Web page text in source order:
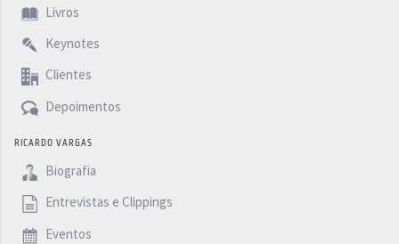
Livros
Keynotes
Clientes
Depoimentos
RICARDO VARGAS
Biografia
Entrevistas e Clippings
Eventos